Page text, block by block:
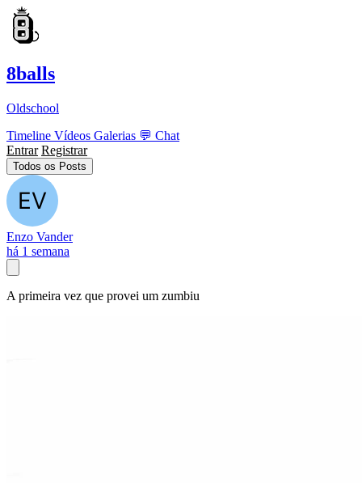
8balls
Oldschool
Timeline Vídeos Galerias 💬 Chat
Entrar Registrar
Todos os Posts
Enzo Vander
há 1 semana
A primeira vez que provei um zumbiu